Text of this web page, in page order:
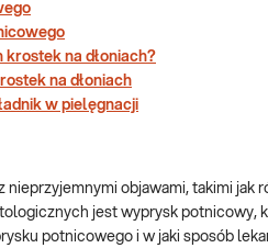
na dłoniach?
na dłoniach
w pielęgnacji
nieprzyjemnymi objawami, takimi
jest wyprysk potnicowy,
potnicowego i w jaki sposób